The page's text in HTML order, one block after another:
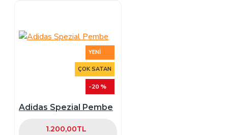
YENI
ÇOK SATAN
-20 %
Adidas Spezial Pembe
1.200,00TL